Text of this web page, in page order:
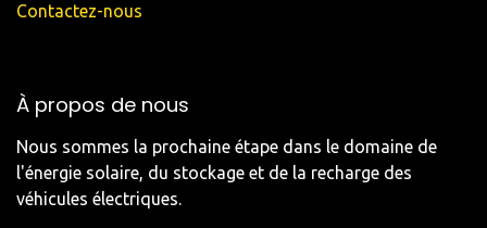
Contactez-nous
À propos de nous
Nous sommes la prochaine étape dans le domaine de
l'énergie solaire, du stockage et de la recharge des
véhicules électriques.